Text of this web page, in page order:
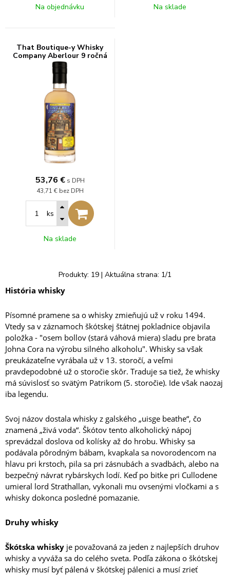
Na objednávku Na sklade
That Boutique-y Whisky
Company Aberlour 9 ročná
49,7% 0,5l
53,76 € s DPH
43,71 € bez DPH
ks
Na sklade
Produkty: 19 | Aktuálna strana: 1/1
História whisky
Písomné pramene sa o whisky zmieňujú už v roku 1494.
Vtedy sa v záznamoch škótskej štátnej pokladnice objavila
položka - "osem bollov (stará váhová miera) sladu pre brata
Johna Cora na výrobu silného alkoholu". Whisky sa však
preukázateľne vyrábala už v 13. storočí, a veľmi
pravdepodobné už o storočie skôr. Traduje sa tiež, že whisky
má súvislosť so svätým Patrikom (5. storočie). Ide však naozaj
iba legendu.
Svoj názov dostala whisky z galského „uisge beathe“, čo
znamená „živá voda“. Škótov tento alkoholický nápoj
sprevádzal doslova od kolísky až do hrobu. Whisky sa
podávala pôrodným bábam, kvapkala sa novorodencom na
hlavu pri krstoch, pila sa pri zásnubách a svadbách, alebo na
bezpečný návrat rybárskych lodí. Keď po bitke pri Cullodene
umieral lord Strathallan, vykonali mu ovsenými vločkami a s
whisky dokonca posledné pomazanie.
Druhy whisky
Škótska whisky je považovaná za jeden z najlepších druhov
whisky a vyváža sa do celého sveta. Podľa zákona o škótskej
whisky musí byť pálená v škótskej pálenici a musí zrieť